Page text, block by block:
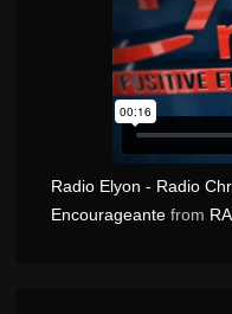
Radio Elyon - Radio
Encourageante from